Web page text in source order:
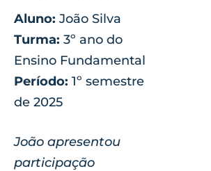
Aluno: João Silva
Turma: 3º ano do
Ensino Fundamental
Período: 1º semestre
de 2025
João apresentou
participação